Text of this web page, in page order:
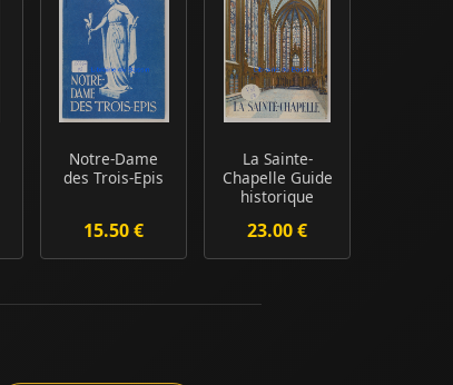
Notre-Dame
des Trois-Epis
15.50 €
La Sainte-
Chapelle Guide
historique
23.00 €